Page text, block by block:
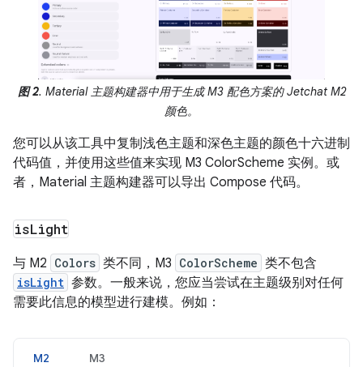
图 2. Material 主题构建器中用于生成 M3 配色方案的 Jetchat M2
颜色。
您可以从该工具中复制浅色主题和深色主题的颜色十六进制
代码值，并使用这些值来实现 M3 ColorScheme 实例。或
者，Material 主题构建器可以导出 Compose 代码。
isLight
与 M2 Colors 类不同，M3 ColorScheme 类不包含
isLight 参数。一般来说，您应当尝试在主题级别对任何
需要此信息的模型进行建模。例如：
M2 M3